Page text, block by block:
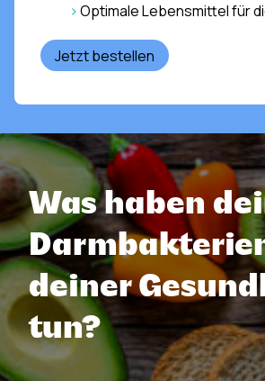
Optimale Lebensmittel für
Jetzt bestellen
Was haben
deiner
tun?